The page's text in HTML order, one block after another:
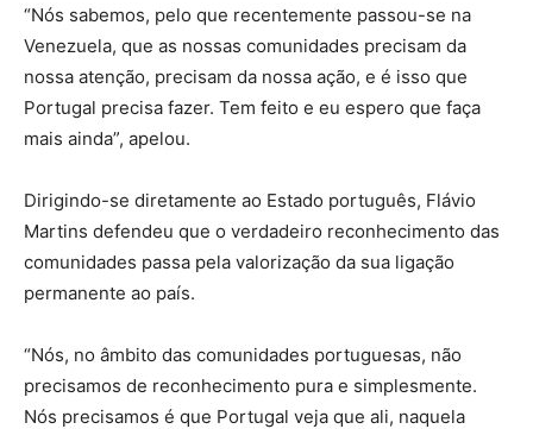
“Nós sabemos, pelo que recentemente passou-se na
Venezuela, que as nossas comunidades precisam da
nossa atenção, precisam da nossa ação, e é isso que
Portugal precisa fazer. Tem feito e eu espero que faça
mais ainda”, apelou.
Dirigindo-se diretamente ao Estado português, Flávio
Martins defendeu que o verdadeiro reconhecimento das
comunidades passa pela valorização da sua ligação
permanente ao país.
“Nós, no âmbito das comunidades portuguesas, não
precisamos de reconhecimento pura e simplesmente.
Nós precisamos é que Portugal veja que ali, naquela